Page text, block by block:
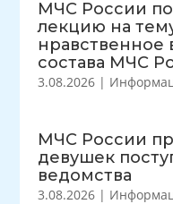
МЧС России
лекцию на
нравственное
состава МЧС
3.08.2026 |
МЧС России
девушек
ведомства
3.08.2026 |